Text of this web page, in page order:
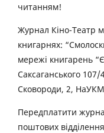
читанням!
Журнал Кіно-Театр
книгарнях:
мережі книгарень
Саксаганського
Сковороди, 2,
Передплатити
поштових